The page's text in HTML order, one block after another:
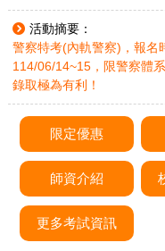
活動摘要：
警察特考(內軌警察)，報名
114/06/14~15，限警察體
錄取極為有利！
限定優惠
師資介紹
更多考試資訊